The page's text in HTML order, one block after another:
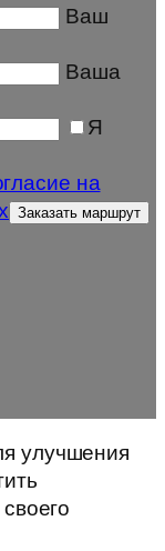
Ваш
Ваша
Я
на
улучшения